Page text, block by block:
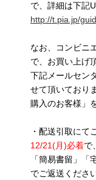
で、詳細は下記
http://t.pia.jp/
なお、コンビニ
で、お買い上げ
下記メールセン
せて頂いており
購入のお客様」
・配送引取にて
12/21(月)必着で
「簡易書留」「
でご返送ください